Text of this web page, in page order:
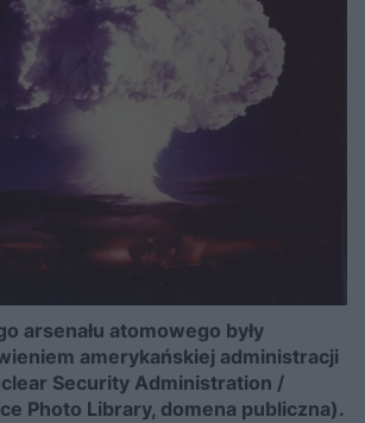
arsenału atomowego były
amerykańskiej administracji
Security Administration /
Photo Library, domena publiczna).